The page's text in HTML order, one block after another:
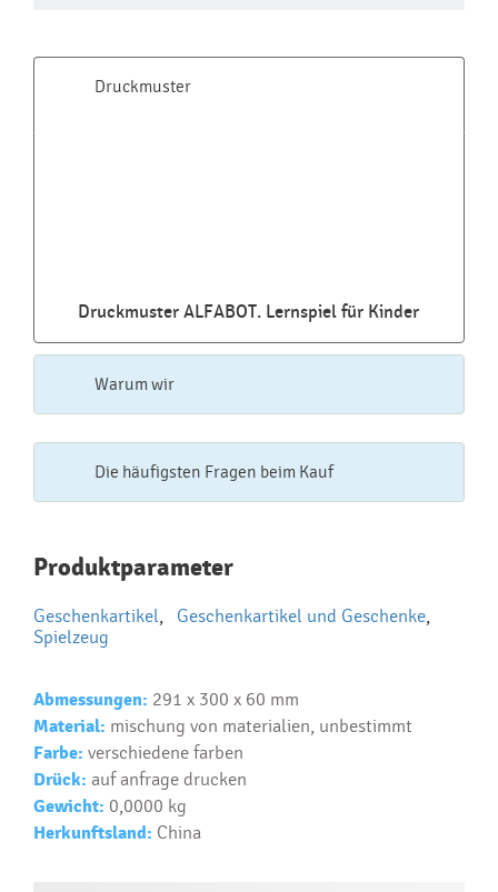
Druckmuster
Druckmuster ALFABOT. Lernspiel für Kinder
Warum wir
Die häufigsten Fragen beim Kauf
Najčastejšie otázky pri nákupe
reklamných predmetov
Ako realizujete potlač na reklamné premedy?
Text...
Produktparameter
Geschenkartikel Geschenkartikel und Geschenke
Spielzeug
Abmessungen: 291 x 300 x 60 mm
Material: mischung von materialien, unbestimmt
Farbe: verschiedene farben
Drück: auf anfrage drucken
Gewicht: 0,0000 kg
Herkunftsland: China